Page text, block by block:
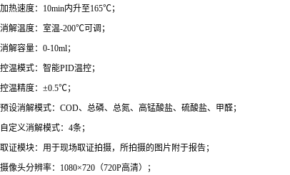
加热速度：10min内升至165℃；
消解温度：室温-200℃可调；
消解容量：0-10ml；
控温模式：智能PID温控；
控温精度：±0.5℃；
预设消解模式：COD、总磷、总氮、高锰酸盐、硫酸盐、甲醛；
自定义消解模式：4条；
取证模块：用于现场取证拍摄，所拍摄的图片附于报告；
摄像头分辨率：1080×720（720P高清）；